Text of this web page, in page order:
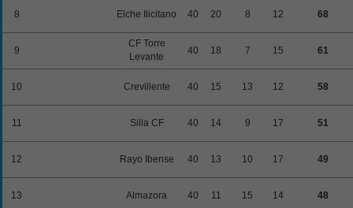
8 Elche Ilicitano 40 20 8 12 68
9
CF Torre
Levante
40 18 7 15 61
10 Crevillente 40 15 13 12 58
11 Silla CF 40 14 9 17 51
12 Rayo Ibense 40 13 10 17 49
13 Almazora 40 11 15 14 48